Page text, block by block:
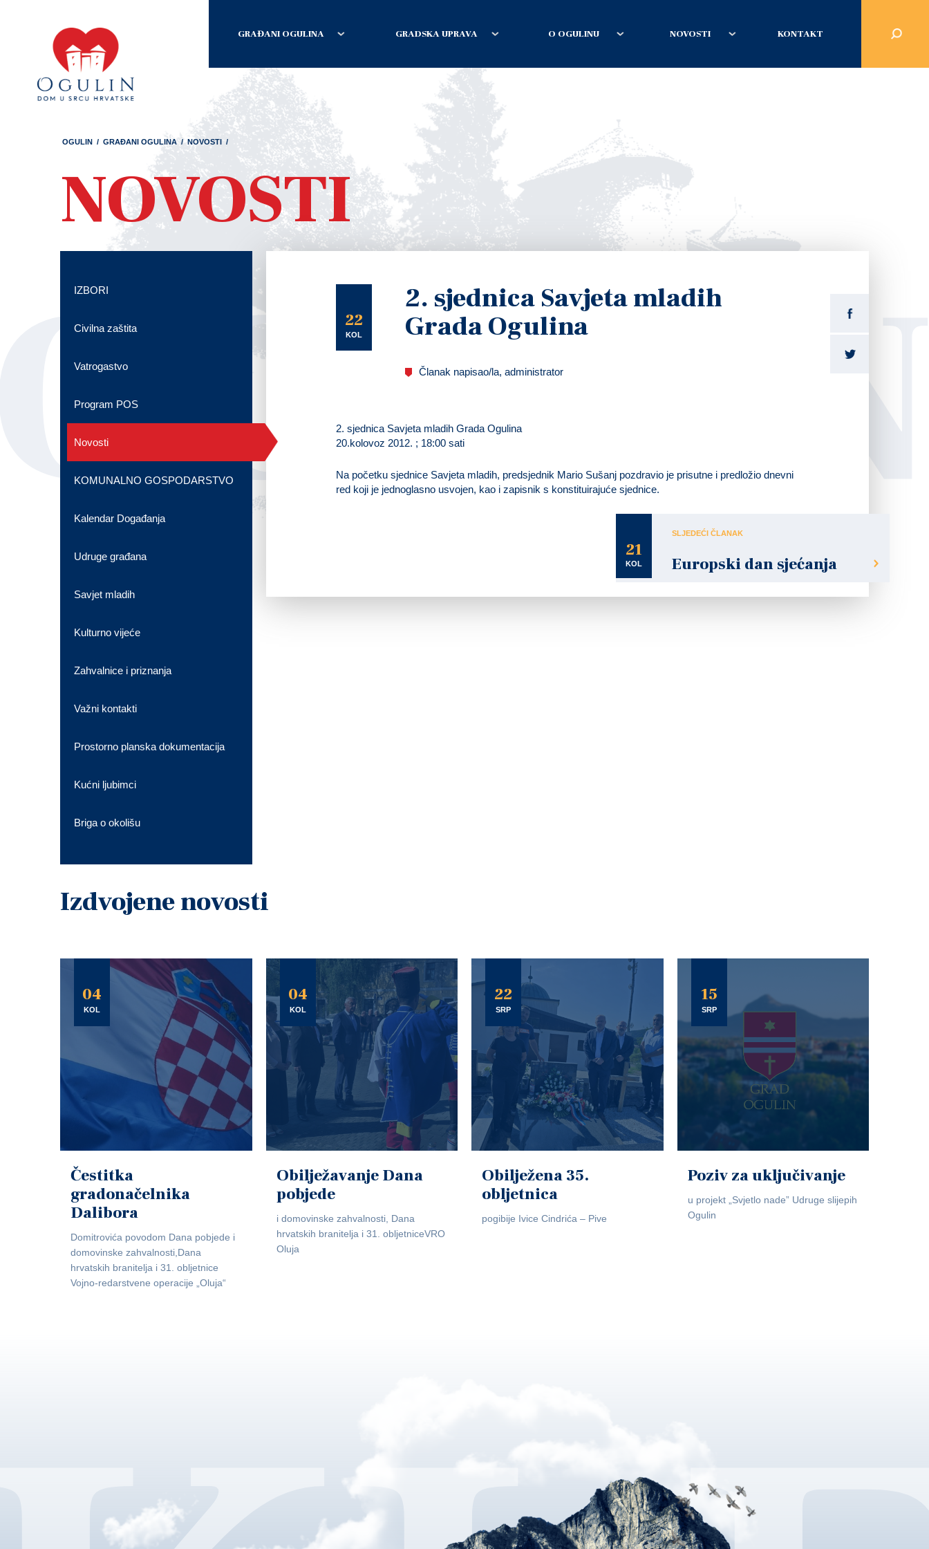
GRAĐANI OGULINA GRADSKA UPRAVA O OGULINU NOVOSTI KONTAKT
OGULIN / GRAĐANI OGULINA / NOVOSTI /
NOVOSTI
22
KOL
2. sjednica Savjeta mladih
Grada Ogulina
Članak napisao/la, administrator
2. sjednica Savjeta mladih Grada Ogulina
20.kolovoz 2012. ; 18:00 sati
Na početku sjednice Savjeta mladih, predsjednik Mario Sušanj pozdravio je prisutne i predložio dnevni
red koji je jednoglasno usvojen, kao i zapisnik s konstituirajuće sjednice.
21
KOL
SLJEDEĆI ČLANAK
Europski dan sjećanja
IZBORI
Civilna zaštita
Vatrogastvo
Program POS
Novosti
KOMUNALNO GOSPODARSTVO
Kalendar Događanja
Udruge građana
Savjet mladih
Kulturno vijeće
Zahvalnice i priznanja
Važni kontakti
Prostorno planska dokumentacija
Kućni ljubimci
Briga o okolišu
Izdvojene novosti
04
KOL
Čestitka
gradonačelnika
Dalibora
Domitrovića povodom Dana pobjede i
domovinske zahvalnosti,Dana
hrvatskih branitelja i 31. obljetnice
Vojno-redarstvene operacije „Oluja“
04
KOL
Obilježavanje Dana
pobjede
i domovinske zahvalnosti, Dana
hrvatskih branitelja i 31. obljetniceVRO
Oluja
22
SRP
Obilježena 35.
obljetnica
pogibije Ivice Cindrića – Pive
15
SRP
Poziv za uključivanje
u projekt „Svjetlo nade” Udruge slijepih
Ogulin